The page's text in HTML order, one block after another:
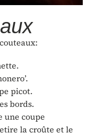
picot.
bords.
une coupe
la croûte et le